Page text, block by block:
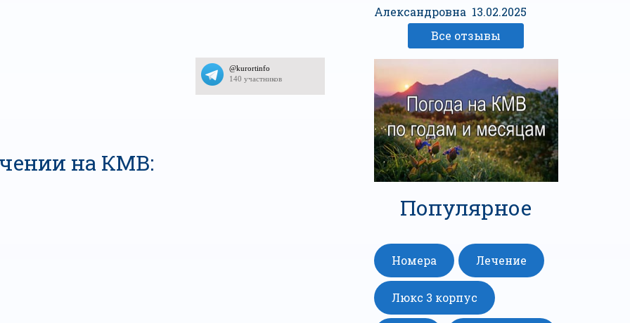
на КМВ:
Александровна 13.02.2025
Все отзывы
Популярное
Номера Лечение
Люкс 3 корпус